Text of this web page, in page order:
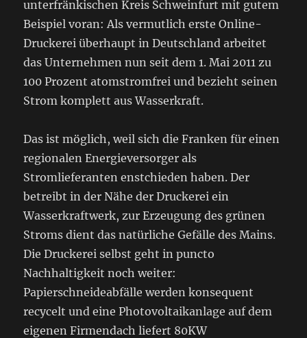
unterfränkischen Kreis Schweinfurt mit gutem
Beispiel voran: Als vermutlich erste Online-
Druckerei überhaupt in Deutschland arbeitet
das Unternehmen nun seit dem 1. Mai 2011 zu
100 Prozent atomstromfrei und bezieht seinen
Strom komplett aus Wasserkraft.
Das ist möglich, weil sich die Franken für einen
regionalen Energieversorger als
Stromlieferanten enstchieden haben. Der
betreibt in der Nähe der Druckerei ein
Wasserkraftwerk, zur Erzeugung des grünen
Stroms dient das natürliche Gefälle des Mains.
Die Druckerei selbst geht in puncto
Nachhaltigkeit noch weiter:
Papierschneideabfälle werden konsequent
recycelt und eine Photovoltaikanlage auf dem
eigenen Firmendach liefert 80KW